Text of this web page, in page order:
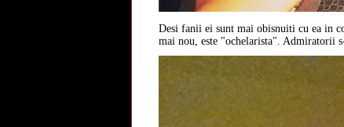
Desi fanii ei sunt mai obisnuiti cu ea in
mai nou, este "ochelarista". Admiratorii